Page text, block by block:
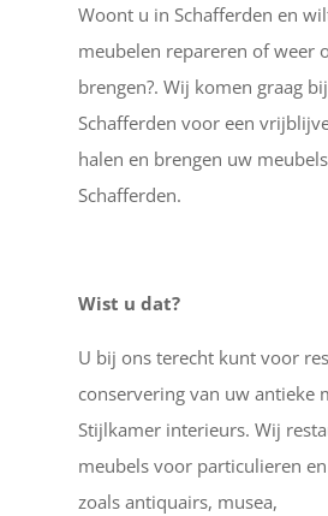
Woont u in Schafferden en
meubelen repareren of weer
brengen?. Wij komen graag
Schafferden voor een
halen en brengen uw
Schafferden.
Wist u dat?
U bij ons terecht kunt voor
conservering van uw antieke
Stijlkamer interieurs. Wij
meubels voor particulieren
zoals antiquairs, musea,